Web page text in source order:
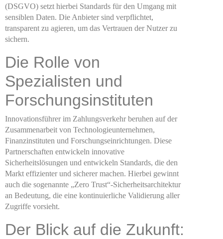
(DSGVO) setzt hierbei Standards für den Umgang mit
sensiblen Daten. Die Anbieter sind verpflichtet,
transparent zu agieren, um das Vertrauen der Nutzer zu
sichern.
Die Rolle von
Spezialisten und
Forschungsinstituten
Innovationsführer im Zahlungsverkehr beruhen auf der
Zusammenarbeit von Technologieunternehmen,
Finanzinstituten und Forschungseinrichtungen. Diese
Partnerschaften entwickeln innovative
Sicherheitslösungen und entwickeln Standards, die den
Markt effizienter und sicherer machen. Hierbei gewinnt
auch die sogenannte „Zero Trust“-Sicherheitsarchitektur
an Bedeutung, die eine kontinuierliche Validierung aller
Zugriffe vorsieht.
Der Blick auf die Zukunft: